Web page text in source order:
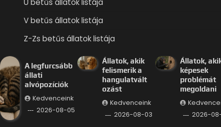
U betűs állatok listája
V betűs állatok listája
Z-Zs betűs állatok listája
A legfurcsább
állati
alvópozíciók
Kedvenceink
2026-08-05
Állatok, akik
felismerik a
hangulatvált
ozást
Kedvenceink
2026-08-03
Állatok,
képesek
problémát
megoldani
2026-